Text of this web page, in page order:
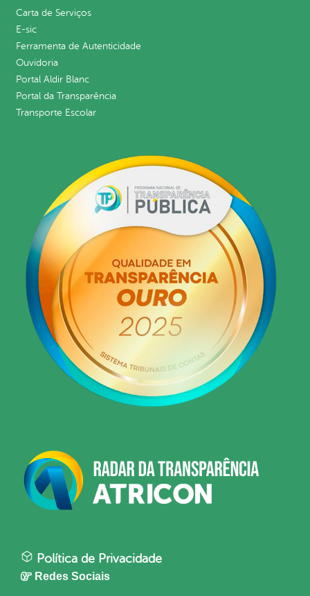
Carta de Serviços
E-sic
Ferramenta de Autenticidade
Ouvidoria
Portal Aldir Blanc
Portal da Transparência
Transporte Escolar
Política de Privacidade
Redes Sociais